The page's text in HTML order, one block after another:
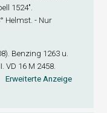
1524".
Helmst. - Nur
Benzing 1263 u.
VD 16 M 2458.
Erweiterte Anzeige